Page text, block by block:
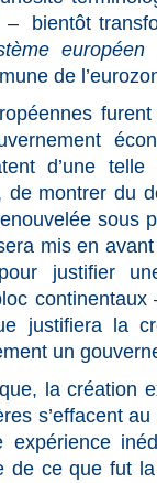
bientôt
de
d’une telle
montrer du
sous
mis en
justifier
justifiera la
un
la création
s’effacent
de ce que fut